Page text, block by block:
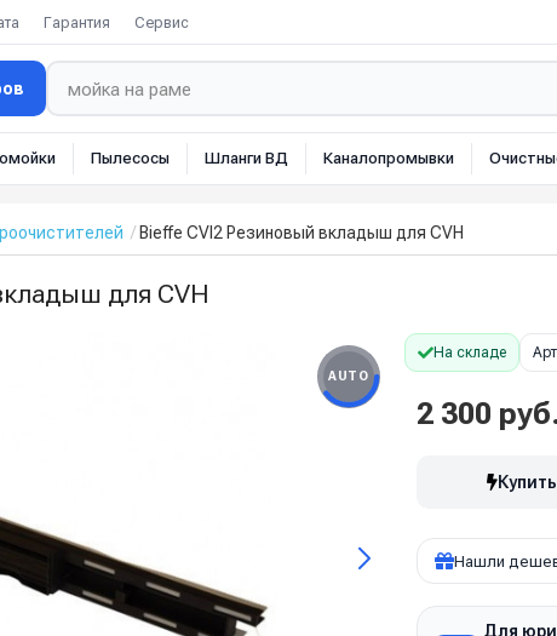
Гарантия Сервис
Пылесосы Шланги ВД Каналопромывки
Bieffe CVI2 Резиновый вкладыш для CVH
для CVH
AUTO
На складе
2 300
Нашли
Для